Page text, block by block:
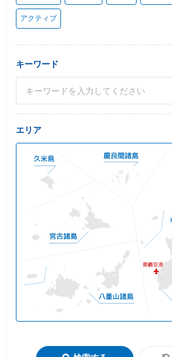
アクティブ
キーワード
エリア